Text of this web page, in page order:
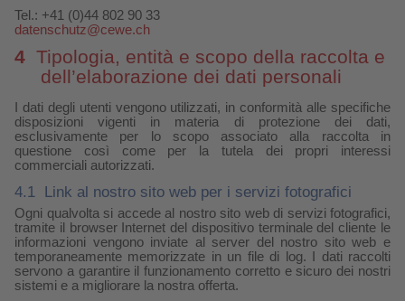
Tel.: +41 (0)44 802 90 33
datenschutz@cewe.ch
4 Tipologia, entità e scopo della raccolta e
dell’elaborazione dei dati personali
I dati degli utenti vengono utilizzati, in conformità alle specifiche
disposizioni vigenti in materia di protezione dei dati,
esclusivamente per lo scopo associato alla raccolta in
questione così come per la tutela dei propri interessi
commerciali autorizzati.
4.1 Link al nostro sito web per i servizi fotografici
Ogni qualvolta si accede al nostro sito web di servizi fotografici,
tramite il browser Internet del dispositivo terminale del cliente le
informazioni vengono inviate al server del nostro sito web e
temporaneamente memorizzate in un file di log. I dati raccolti
servono a garantire il funzionamento corretto e sicuro dei nostri
sistemi e a migliorare la nostra offerta.